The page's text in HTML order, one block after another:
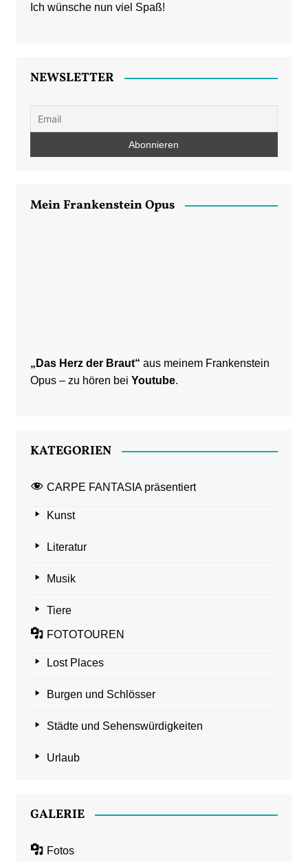
Ich wünsche nun viel Spaß!
NEWSLETTER
Mein Frankenstein Opus
„Das Herz der Braut“ aus meinem Frankenstein
Opus – zu hören bei Youtube.
KATEGORIEN
CARPE FANTASIA präsentiert
Kunst
Literatur
Musik
Tiere
FOTOTOUREN
Lost Places
Burgen und Schlösser
Städte und Sehenswürdigkeiten
Urlaub
GALERIE
Fotos